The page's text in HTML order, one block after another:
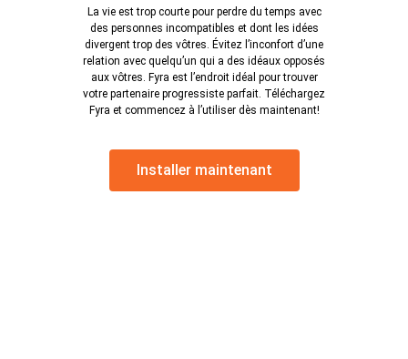
La vie est trop courte pour perdre du temps avec
des personnes incompatibles et dont les idées
divergent trop des vôtres. Évitez l’inconfort d’une
relation avec quelqu’un qui a des idéaux opposés
aux vôtres. Fyra est l’endroit idéal pour trouver
votre partenaire progressiste parfait. Téléchargez
Fyra et commencez à l’utiliser dès maintenant!
Installer maintenant